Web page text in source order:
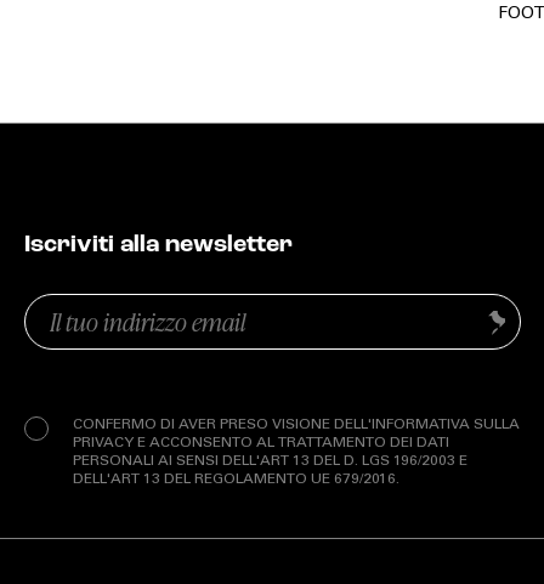
Iscriviti alla newsletter
Email
(Obbligatorio)
CONFERMO DI AVER PRESO VISIONE DELL'INFORMATIVA SULLA
PRIVACY E ACCONSENTO AL TRATTAMENTO DEI DATI
PERSONALI AI SENSI DELL'ART 13 DEL D. LGS 196/2003 E
DELL'ART 13 DEL REGOLAMENTO UE 679/2016.
Invia